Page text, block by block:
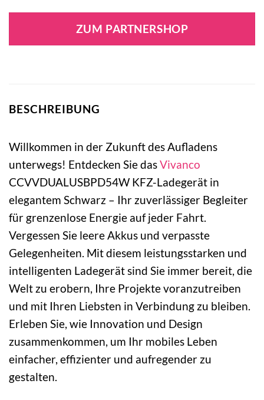
ZUM PARTNERSHOP
BESCHREIBUNG
Willkommen in der Zukunft des Aufladens
unterwegs! Entdecken Sie dasVivanco
CCVVDUALUSBPD54W KFZ-Ladegerät in
elegantem Schwarz – Ihr zuverlässiger Begleiter
für grenzenlose Energie auf jeder Fahrt.
Vergessen Sie leere Akkus und verpasste
Gelegenheiten. Mit diesem leistungsstarken und
intelligenten Ladegerät sind Sie immer bereit, die
Welt zu erobern, Ihre Projekte voranzutreiben
und mit Ihren Liebsten in Verbindung zu bleiben.
Erleben Sie, wie Innovation und Design
zusammenkommen, um Ihr mobiles Leben
einfacher, effizienter und aufregender zu
gestalten.